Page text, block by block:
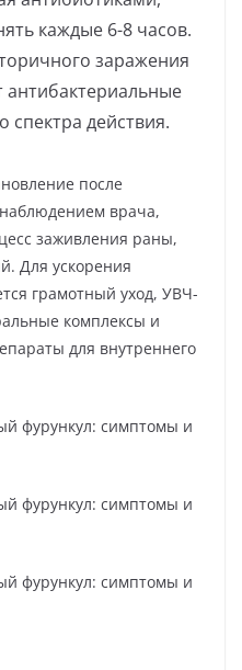
каждые 6-8 часов.
заражения
антибактериальные
действия.
после
врача,
заживления раны,
Для ускорения
грамотный уход, УВЧ-
комплексы и
для внутреннего